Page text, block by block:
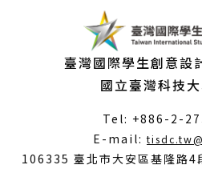
臺灣國際學生創意設
國立臺灣科技
Tel: +886-2-
E-mail:
106335 臺北市大安區基隆路